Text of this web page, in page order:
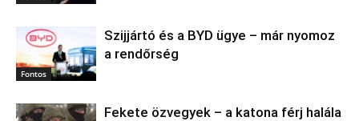
Fontos
Szijjártó és a BYD ügye – már nyomoz
a rendőrség
Fekete özvegyek – a katona férj halála